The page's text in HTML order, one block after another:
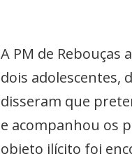
A PM de
dois adolescentes,
disseram que
e acompanhou os
objeto ilícito foi